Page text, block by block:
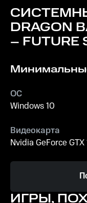
DRAGON
– FUTURE
ОС
Windows 10
Видеокарта
Nvidia GeForce
Intel Core i5-3570 /
ИГРЫ,